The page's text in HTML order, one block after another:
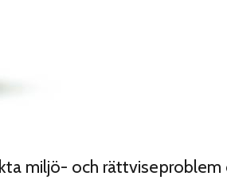
miljö- och rättviseproblem